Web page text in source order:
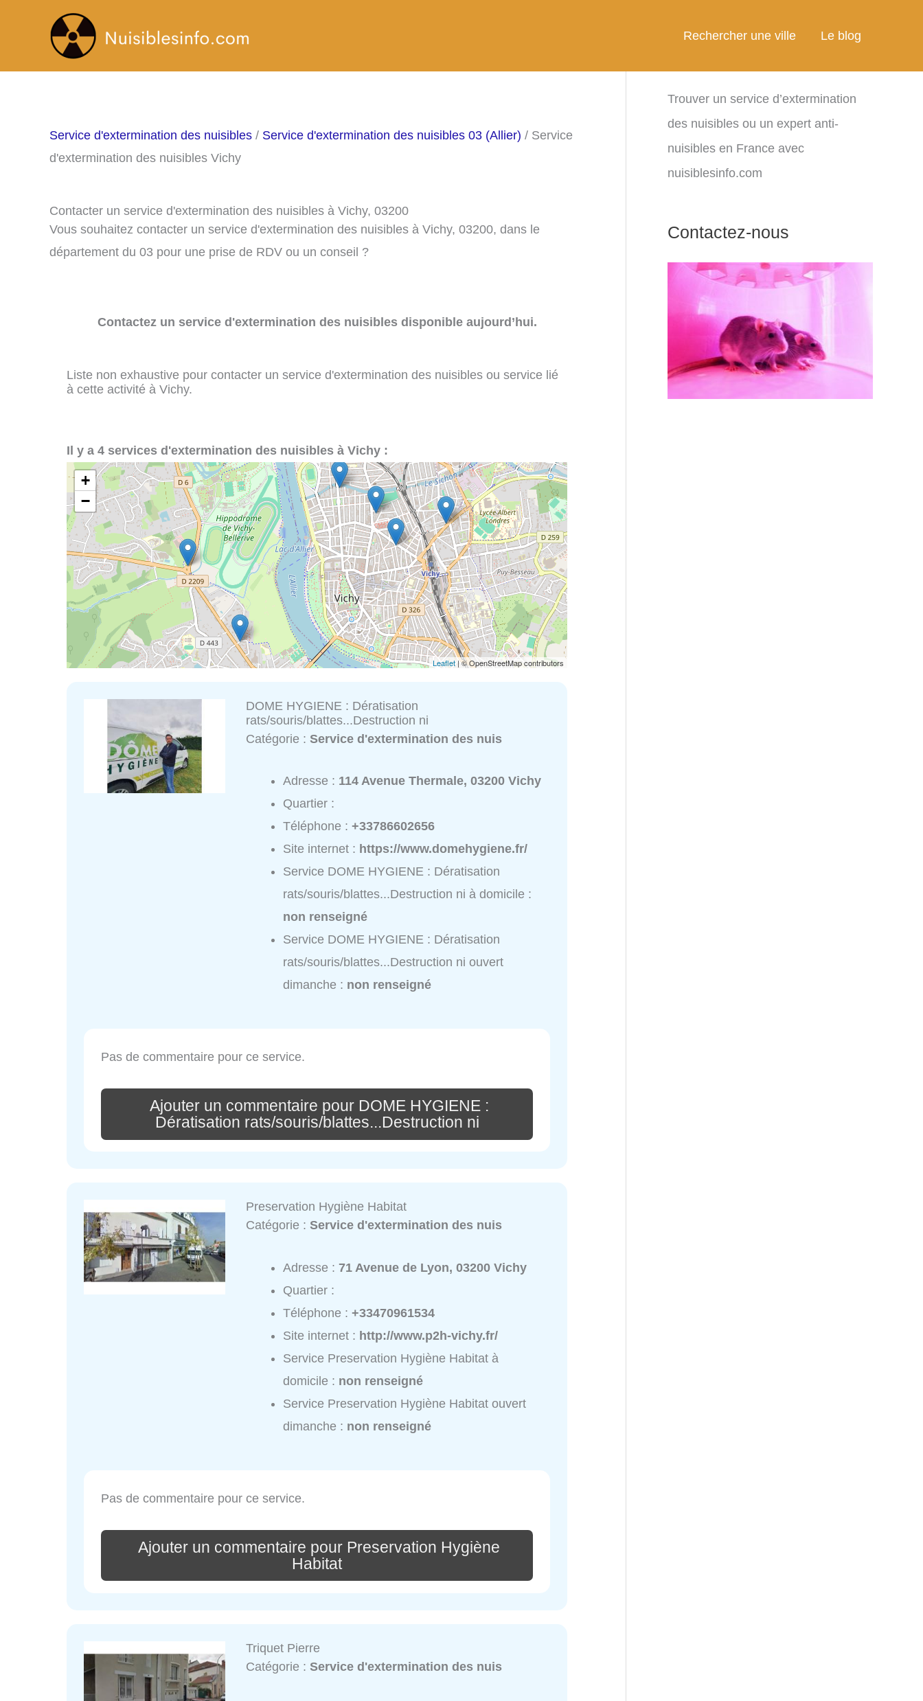
Rechercher une ville Le blog
Service d'extermination des nuisibles / Service d'extermination des nuisibles 03 (Allier) / Service
d'extermination des nuisibles Vichy
Contacter un service d'extermination des nuisibles à Vichy, 03200
Vous souhaitez contacter un service d'extermination des nuisibles à Vichy, 03200, dans le
département du 03 pour une prise de RDV ou un conseil ?
Contactez un service d'extermination des nuisibles disponible aujourd’hui.
Liste non exhaustive pour contacter un service d'extermination des nuisibles ou service lié
à cette activité à Vichy.
Il y a 4 services d'extermination des nuisibles à Vichy :
+
−
Leaflet | © OpenStreetMap contributors
DOME HYGIENE : Dératisation
rats/souris/blattes...Destruction ni
Catégorie :Service d'extermination des nuis
Adresse : 114 Avenue Thermale, 03200 Vichy
Quartier :
Téléphone :+33786602656
Site internet : https://www.domehygiene.fr/
Service DOME HYGIENE : Dératisation
rats/souris/blattes...Destruction ni à domicile :
non renseigné
Service DOME HYGIENE : Dératisation
rats/souris/blattes...Destruction ni ouvert
dimanche : non renseigné
Pas de commentaire pour ce service.
Ajouter un commentaire pour DOME HYGIENE :
Dératisation rats/souris/blattes...Destruction ni
Preservation Hygiène Habitat
Catégorie :Service d'extermination des nuis
Adresse :71 Avenue de Lyon, 03200 Vichy
Quartier :
Téléphone :+33470961534
Site internet : http://www.p2h-vichy.fr/
Service Preservation Hygiène Habitat à
domicile : non renseigné
Service Preservation Hygiène Habitat ouvert
dimanche : non renseigné
Pas de commentaire pour ce service.
Ajouter un commentaire pour Preservation Hygiène
Habitat
Triquet Pierre
Catégorie :Service d'extermination des nuis
Trouver un service d’extermination
des nuisibles ou un expert anti-
nuisibles en France avec
nuisiblesinfo.com
Contactez-nous